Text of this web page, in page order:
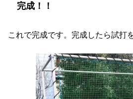
完成！！
これで完成です。完成したら試打